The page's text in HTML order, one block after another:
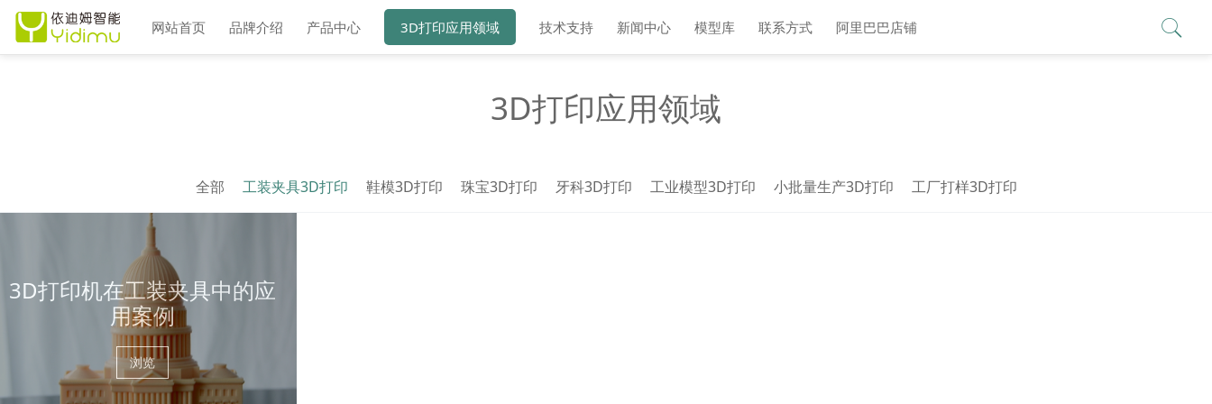
网站首页 品牌介绍 产品中心 3D打印应用领域 技术支持 新闻中心 模型库 联系方式 阿里巴巴店铺
3D打印应用领域
全部 工装夹具3D打印 鞋模3D打印 珠宝3D打印 牙科3D打印 工业模型3D打印 小批量生产3D打印 工厂打样3D打印
3D打印机在工装夹具中的应
用案例
浏览